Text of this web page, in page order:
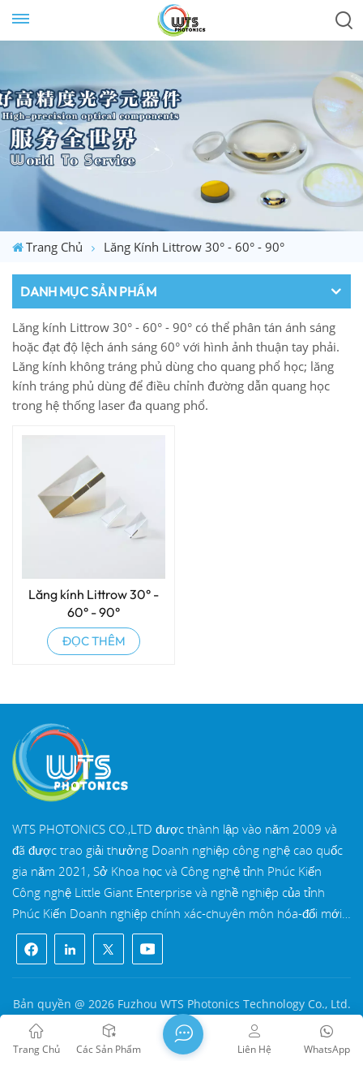
Trang Chủ Lăng Kính Littrow 30° - 60° - 90°
DANH MỤC SẢN PHẨM
Lăng kính Littrow 30° - 60° - 90° có thể phân tán ánh sáng
hoặc đạt độ lệch ánh sáng 60° với hình ảnh thuận tay phải.
Lăng kính không tráng phủ dùng cho quang phổ học; lăng
kính tráng phủ dùng để điều chỉnh đường dẫn quang học
trong hệ thống laser đa quang phổ.
Lăng kính Littrow 30° -
60° - 90°
ĐỌC THÊM
WTS PHOTONICS CO.,LTD được thành lập vào năm 2009 và
đã được trao giải thưởng Doanh nghiệp công nghệ cao quốc
gia năm 2021, Sở Khoa học và Công nghệ tỉnh Phúc Kiến
Công nghệ Little Giant Enterprise và nghề nghiệp của tỉnh
Phúc Kiến Doanh nghiệp chính xác-chuyên môn hóa-đổi mới
vào năm 2022. WTS định vị tại Thành phố ven biển Đông Nam
xinh đẹp, Phúc Châu, một thành phố quang học nổi tiếng ở
Trung Quốc. WTS có 11.000 mét vuông nhà xưởng tiêu
chuẩn, một nhóm của đội ngũ kỹ thuật lành nghề và một hệ
thống xử lý quang học hoàn chỉnh, hệ thống sơn phủ, hệ
thống lắp ráp và hệ thống kiểm soát chất lượng. WTS cung
cấp khách hàng với các giải pháp trọn gói cho R&D, thiết kế và
Bản quyền @ 2026 Fuzhou WTS Photonics Technology Co., Ltd.
Mọi quyền được bảo lưu .
MẠNG ĐƯỢC HỖ TRỢ
闽ICP备2024080551号
Sơ đồ trang web / Blog Xml
Trang Chủ Các Sản Phẩm WhatsApp
Liên Hệ